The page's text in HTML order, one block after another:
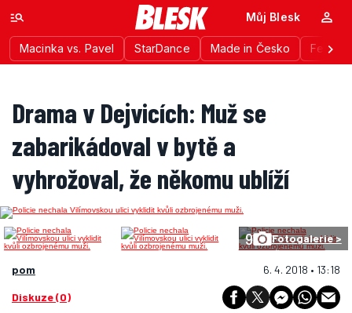
Macinka vs. Pavel StarDance Made in Česko
Můj Blesk
Drama v Dejvicích: Muž se
zabarikádoval v bytě a
vyhrožoval, že někomu ublíží
9 Fotogalerie >
pom 6. 4. 2018 • 13:18
Diskuze (0)